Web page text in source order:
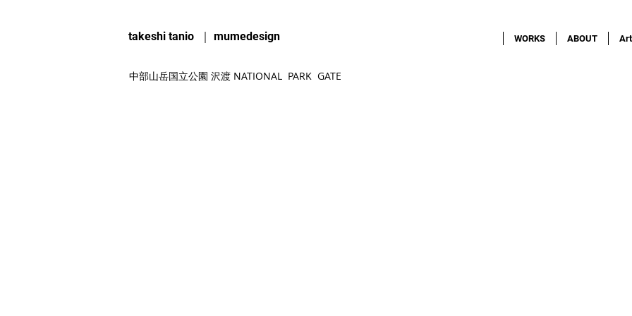
takeshi tanio ｜ mumedesign WORKS ABOUT
​中部山岳国立公園 沢渡 NATIONAL PARK GATE